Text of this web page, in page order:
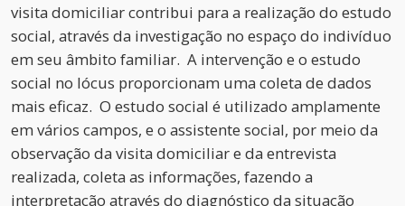
visita domiciliar contribui para a realização do estudo
social, através da investigação no espaço do indivíduo
em seu âmbito familiar. A intervenção e o estudo
social no lócus proporcionam uma coleta de dados
mais eficaz. O estudo social é utilizado amplamente
em vários campos, e o assistente social, por meio da
observação da visita domiciliar e da entrevista
realizada, coleta as informações, fazendo a
interpretação através do diagnóstico da situação